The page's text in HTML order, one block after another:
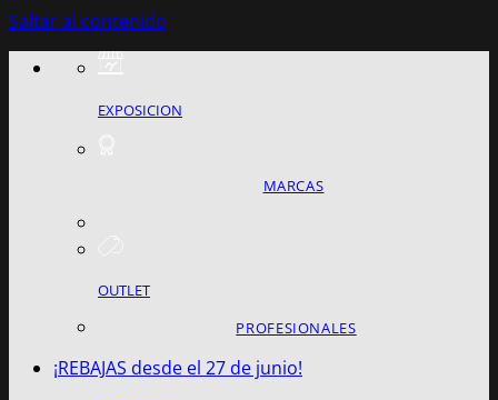
Saltar al contenido
EXPOSICION
MARCAS
OUTLET
PROFESIONALES
¡REBAJAS desde el 27 de junio!